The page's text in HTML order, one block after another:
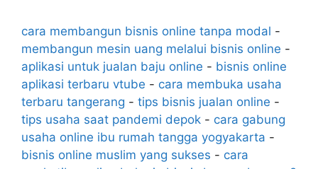
cara membangun bisnis online tanpa modal -
membangun mesin uang melalui bisnis online -
aplikasi untuk jualan baju online - bisnis online
aplikasi terbaru vtube - cara membuka usaha
terbaru tangerang - tips bisnis jualan online -
tips usaha saat pandemi depok - cara gabung
usaha online ibu rumah tangga yogyakarta -
bisnis online muslim yang sukses - cara